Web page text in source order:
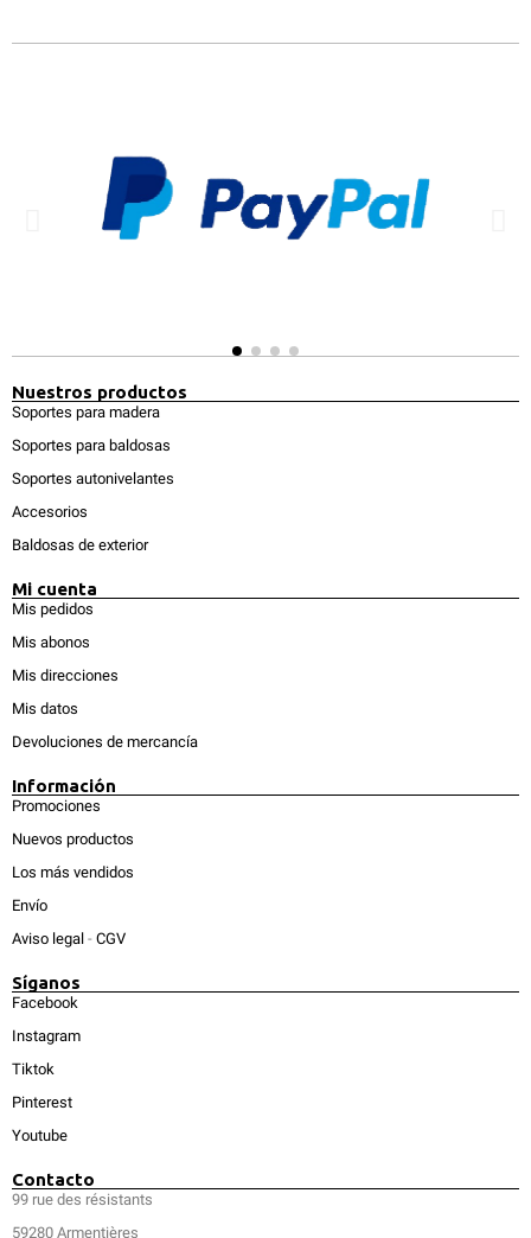
Nuestros productos
Soportes para madera
Soportes para baldosas
Soportes autonivelantes
Accesorios
Baldosas de exterior
Mi cuenta
Mis pedidos
Mis abonos
Mis direcciones
Mis datos
Devoluciones de mercancía
Información
Promociones
Nuevos productos
Los más vendidos
Envío
Aviso legal - CGV
Síganos
Facebook
Instagram
Tiktok
Pinterest
Youtube
Contacto
99 rue des résistants
59280 Armentières